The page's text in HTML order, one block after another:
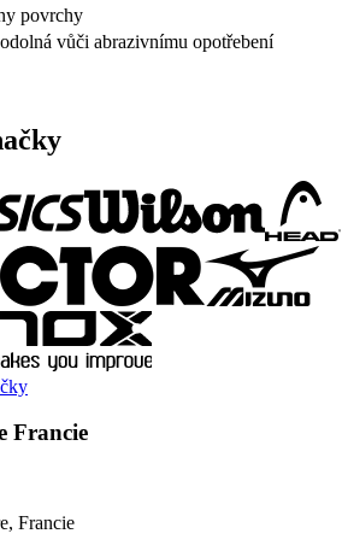
povrchy
vůči abrazivnímu opotřebení
Francie
Francie